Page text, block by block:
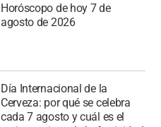
Horóscopo de hoy 7 de
agosto de 2026
Día Internacional de la
Cerveza: por qué se celebra
cada 7 agosto y cuál es el